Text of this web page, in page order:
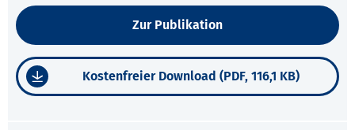
Zur Publikation
Kostenfreier Download (PDF, 116,1 KB)